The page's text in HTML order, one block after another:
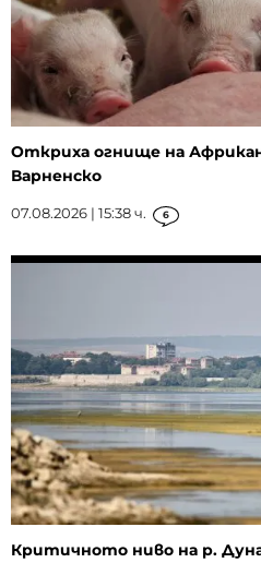
Откриха огнище на
Варненско
07.08.2026 | 15:38 ч. 6
Критичното ниво на р.